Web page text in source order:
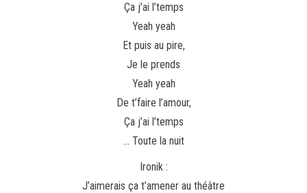
Ça j’ai l’temps
Yeah yeah
Et puis au pire,
Je le prends
Yeah yeah
De t’faire l’amour,
Ça j’ai l’temps
… Toute la nuit
Ironik :
J’aimerais ça t’amener au théâtre